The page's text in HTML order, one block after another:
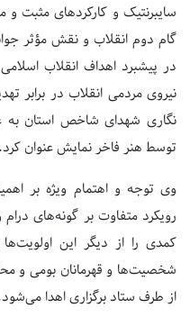
سایبرنتیک و کارکردهای مثبت
گام دوم انقلاب و نقش مؤثر
در پیشبرد اهداف انقلاب
نیروی مردمی انقلاب در برابر
نگاری شهدای شاخص استان به
توسط هنر فاخر نمایش عنوان کرد.
وی توجه و اهتمام ویژه بر
رویکرد متفاوت بر گونه‌های
کمدی را از دیگر این
شخصیت‌ها و قهرمانان بومی و
از طرف ستاد برگزاری اهدا